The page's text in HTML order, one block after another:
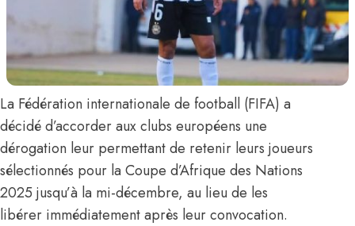
La Fédération internationale de football (FIFA) a
décidé d’accorder aux clubs européens une
dérogation leur permettant de retenir leurs joueurs
sélectionnés pour la Coupe d’Afrique des Nations
2025 jusqu’à la mi-décembre, au lieu de les
libérer immédiatement après leur convocation.